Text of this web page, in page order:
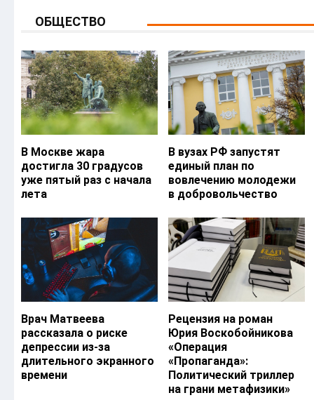
ОБЩЕСТВО
В Москве жара
достигла 30 градусов
уже пятый раз с начала
лета
В вузах РФ запустят
единый план по
вовлечению молодежи
в добровольчество
Врач Матвеева
рассказала о риске
депрессии из-за
длительного экранного
времени
Рецензия на роман
Юрия Воскобойникова
«Операция
«Пропаганда»:
Политический триллер
на грани метафизики»